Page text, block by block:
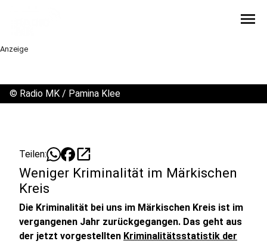
menu
Anzeige
© Radio MK / Pamina Klee
Teilen: open_in_new
Weniger Kriminalität im Märkischen
Kreis
Die Kriminalität bei uns im Märkischen Kreis ist im
vergangenen Jahr zurückgegangen. Das geht aus
der jetzt vorgestellten Kriminalitätsstatistik der